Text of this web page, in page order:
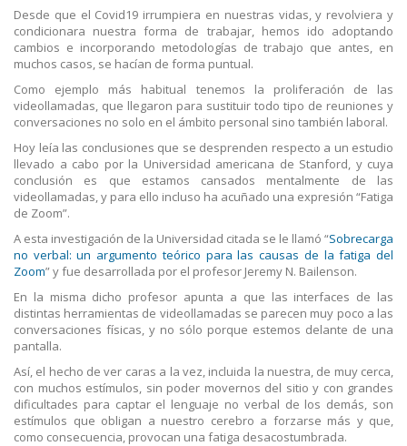
Desde que el Covid19 irrumpiera en nuestras vidas, y revolviera y
condicionara nuestra forma de trabajar, hemos ido adoptando
cambios e incorporando metodologías de trabajo que antes, en
muchos casos, se hacían de forma puntual.
Como ejemplo más habitual tenemos la proliferación de las
videollamadas, que llegaron para sustituir todo tipo de reuniones y
conversaciones no solo en el ámbito personal sino también laboral.
Hoy leía las conclusiones que se desprenden respecto a un estudio
llevado a cabo por la Universidad americana de Stanford, y cuya
conclusión es que estamos cansados mentalmente de las
videollamadas, y para ello incluso ha acuñado una expresión “Fatiga
de Zoom”.
A esta investigación de la Universidad citada se le llamó “Sobrecarga
no verbal: un argumento teórico para las causas de la fatiga del
Zoom” y fue desarrollada por el profesor Jeremy N. Bailenson.
En la misma dicho profesor apunta a que las interfaces de las
distintas herramientas de videollamadas se parecen muy poco a las
conversaciones físicas, y no sólo porque estemos delante de una
pantalla.
Así, el hecho de ver caras a la vez, incluida la nuestra, de muy cerca,
con muchos estímulos, sin poder movernos del sitio y con grandes
dificultades para captar el lenguaje no verbal de los demás, son
estímulos que obligan a nuestro cerebro a forzarse más y que,
como consecuencia, provocan una fatiga desacostumbrada.